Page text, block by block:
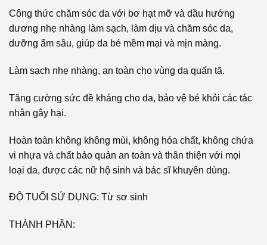
Công thức chăm sóc da với bơ hạt mỡ và dầu hướng
dương nhẹ nhàng làm sạch, làm dịu và chăm sóc da,
dưỡng ẩm sâu, giúp da bé mềm mại và mịn màng.
Làm sạch nhẹ nhàng, an toàn cho vùng da quấn tã.
Tăng cường sức đề kháng cho da, bảo vệ bé khỏi các tác
nhân gây hại.
Hoàn toàn không không mùi, không hóa chất, không chứa
vi nhựa và chất bảo quản an toàn và thân thiện với mọi
loại da, được các nữ hộ sinh và bác sĩ khuyên dùng.
ĐỘ TUỔI SỬ DỤNG: Từ sơ sinh
THÀNH PHẦN: